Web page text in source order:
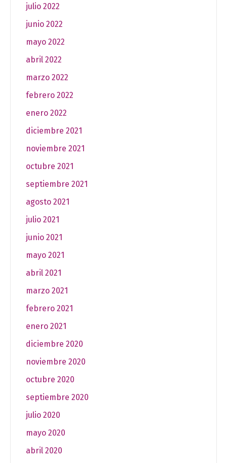
julio 2022
junio 2022
mayo 2022
abril 2022
marzo 2022
febrero 2022
enero 2022
diciembre 2021
noviembre 2021
octubre 2021
septiembre 2021
agosto 2021
julio 2021
junio 2021
mayo 2021
abril 2021
marzo 2021
febrero 2021
enero 2021
diciembre 2020
noviembre 2020
octubre 2020
septiembre 2020
julio 2020
mayo 2020
abril 2020